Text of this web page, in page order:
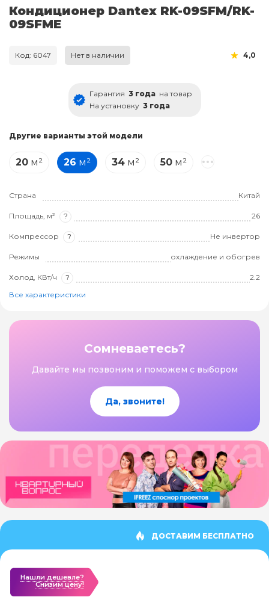
Кондиционер Dantex RK-09SFM/RK-
09SFME
Код: 6047 Нет в наличии 4,0
Гарантия 3 года на товар
На установку 3 года
Другие варианты этой модели
20 м² 26 м² 34 м² 50 м²
Страна Китай
Площадь, м² ? 26
Компрессор ? Не инвертор
Режимы охлаждение и обогрев
Холод, КВт/ч ?
2.2
Все характеристики
Сомневаетесь?
Давайте мы позвоним и поможем с выбором
Да, звоните!
ДОСТАВИМ БЕСПЛАТНО
Нашли дешевле?
Cнизим цену!